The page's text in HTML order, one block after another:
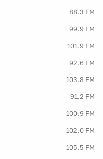
88.3 FM
99.9 FM
101.9 FM
92.6 FM
103.8 FM
91.2 FM
100.9 FM
102.0 FM
105.5 FM